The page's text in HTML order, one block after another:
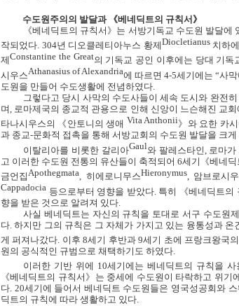
수도원주의의 발달과 《베네딕트의 규칙서》
《베네딕트의 규칙서》는 서방기독교 수도원 발달에
작되었다 . 304년 디오클레티아누스 황제Diocletianus 치하
제Constantine the Great의 기독교 공인 이후에는 당대 기독
시우스Athanasius of Alexandria에 따르면4-5세기에는 “사
도원을 만들어 수도생활에 전념하였다
그렇다고 당시 사막의 수도사들이 세속 도시와 완전
며
로마제국의 종교적 관용으로 인해 신앙이 느슨해진 교
타나시우스의 《안토니의 생애 Vita Anthonii》와 요한 카
과 종교-문화적 접촉을 통해 서방교회의 수도원 발달을 크
이탈리아를 비롯한 갈리아Gaul와 팔레스타인 로마
고 이러한 수도원 전통의 유산들이 축적되어6세기《베네
금언집 Apothegmata, 히에로니무스Hieronymus, 암브로시
Cappadocia 등으로부터 영향을 받았다. 특히 《베네딕트의
향을 받은 것으로 알려져 있다
사실 베네딕트는 자신의 규칙을 토대로 서구 수도원
다 .하지만 그의 규칙은 그 자체가 가지고 있는 융통성과 온
게 퍼져나갔다. 이후 8세기 후반과9세기 초에 프랑크왕국
원의 공식적인 규범으로 채택하기도 하였다.
이러한 기반 위에 10세기에는 베네딕트의 규칙을
《베네딕트의 규칙서》는 중세에 수도원이 타락하고 위
다. 20세기에 들어서 베네딕트 수도원들은 영국성공회와
딕트의 규칙에 따라 생활하고 있다.